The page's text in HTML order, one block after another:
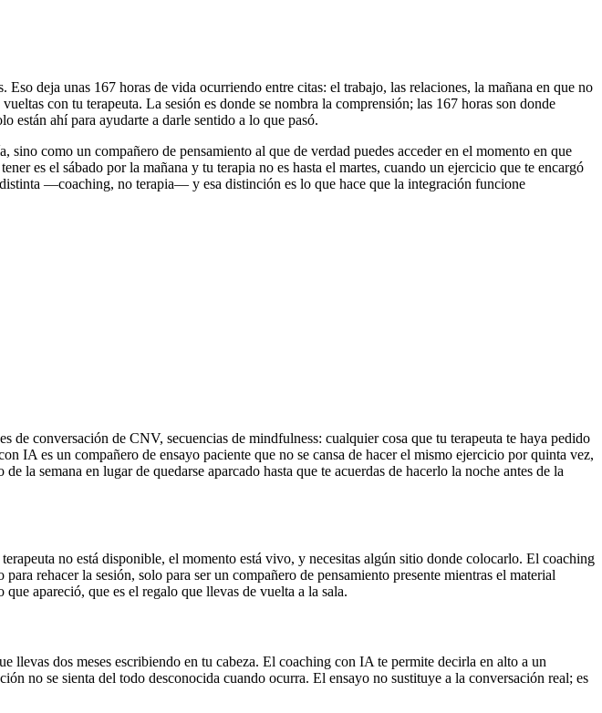
deja unas 167 horas de vida ocurriendo entre citas: el trabajo, las relaciones, la mañana en que no
con tu terapeuta. La sesión es donde se nombra la comprensión; las 167 horas son donde
están ahí para ayudarte a darle sentido a lo que pasó.
como un compañero de pensamiento al que de verdad puedes acceder en el momento en que
es el sábado por la mañana y tu terapia no es hasta el martes, cuando un ejercicio que te encargó
—coaching, no terapia— y esa distinción es lo que hace que la integración funcione
conversación de CNV, secuencias de mindfulness: cualquier cosa que tu terapeuta te haya pedido
IA es un compañero de ensayo paciente que no se cansa de hacer el mismo ejercicio por quinta vez,
la semana en lugar de quedarse aparcado hasta que te acuerdas de hacerlo la noche antes de la
no está disponible, el momento está vivo, y necesitas algún sitio donde colocarlo. El coaching
rehacer la sesión, solo para ser un compañero de pensamiento presente mientras el material
apareció, que es el regalo que llevas de vuelta a la sala.
dos meses escribiendo en tu cabeza. El coaching con IA te permite decirla en alto a un
no se sienta del todo desconocida cuando ocurra. El ensayo no sustituye a la conversación real; es